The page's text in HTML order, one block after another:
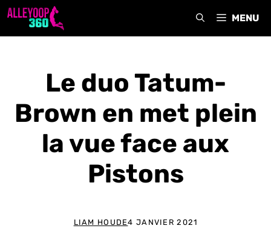
Aller
MENU
Le duo Tatum-
Brown en met plein
la vue face aux
Pistons
LIAM HOUDE4 JANVIER 2021